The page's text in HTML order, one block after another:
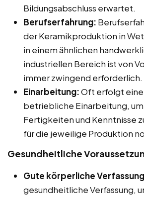
Bildungsabschluss erwartet.
Berufserfahrung:
der Keramikproduktion in
in einem ähnlichen
industriellen Bereich ist von
immer zwingend erforderlich.
Einarbeitung:Oft erfolgt eine
betriebliche Einarbeitung,
Fertigkeiten und Kenntnisse
für die jeweilige Produktion
Gesundheitliche
Gute körperliche
gesundheitliche Verfassung,